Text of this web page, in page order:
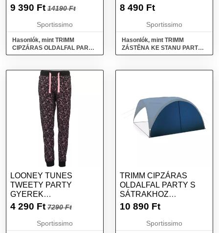
ABLAKKAL OLDALFAL
SÖTÉTKÉK, MÉRET
9 390 Ft 14190 Ft
Sportissimo
Hasonlók, mint TRIMM
CIPZÁRAS OLDALFAL PARTY
S SÁTRAKHOZ ABLAKKAL
sötétkék, méret
NAPSÁTORHOZ,
8 490 Ft
Sportissimo
Hasonlók, mint TRIMM
ZÁSTĚNA KE STANU PARTY
S Oldalfal napsátorhoz,
LOONEY TUNES
TWEETY PARTY
GYEREK
MELEGÍTŐNADRÁG,
4 290 Ft 7290 Ft
Sportissimo
TRIMM CIPZÁRAS
OLDALFAL PARTY S
SÁTRAKHOZ
OLDALFAL NAPVÉDŐ
10 890 Ft
Sportissimo